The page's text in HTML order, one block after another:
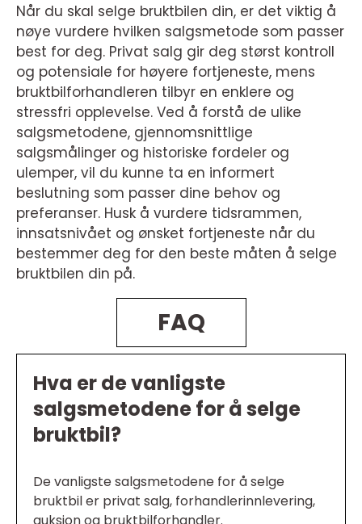
Når du skal selge bruktbilen din, er det viktig å
nøye vurdere hvilken salgsmetode som passer
best for deg. Privat salg gir deg størst kontroll
og potensiale for høyere fortjeneste, mens
bruktbilforhandleren tilbyr en enklere og
stressfri opplevelse. Ved å forstå de ulike
salgsmetodene, gjennomsnittlige
salgsmålinger og historiske fordeler og
ulemper, vil du kunne ta en informert
beslutning som passer dine behov og
preferanser. Husk å vurdere tidsrammen,
innsatsnivået og ønsket fortjeneste når du
bestemmer deg for den beste måten å selge
bruktbilen din på.
FAQ
Hva er de vanligste
salgsmetodene for å selge
bruktbil?
De vanligste salgsmetodene for å selge
bruktbil er privat salg, forhandlerinnlevering,
auksjon og bruktbilforhandler.